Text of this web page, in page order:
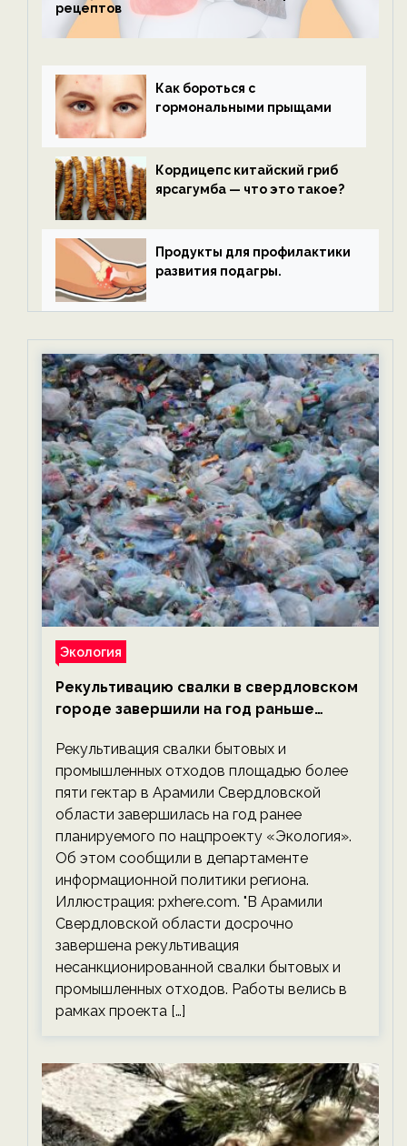
рецептов
Как бороться с
гормональными прыщами
Кордицепс китайский гриб
ярсагумба — что это такое?
Продукты для профилактики
развития подагры.
Экология
Рекультивацию свалки в свердловском
городе завершили на год раньше
экологии на ECOportal
Рекультивация свалки бытовых и
промышленных отходов площадью более
пяти гектар в Арамили Свердловской
области завершилась на год ранее
планируемого по нацпроекту «Экология».
Об этом сообщили в департаменте
информационной политики региона.
Иллюстрация: pxhere.com. "В Арамили
Свердловской области досрочно
завершена рекультивация
несанкционированной свалки бытовых и
промышленных отходов. Работы велись в
рамках проекта […]